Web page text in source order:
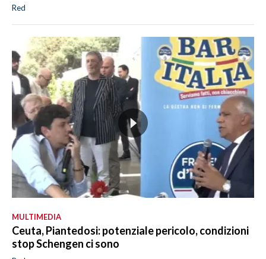
Red
MULTIMEDIA
Ceuta, Piantedosi: potenziale pericolo, condizioni
stop Schengen ci sono